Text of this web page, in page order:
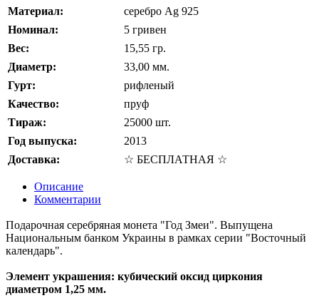
Материал:
серебро Ag 925
Номинал:
5 гривен
Вес:
15,55 гр.
Диаметр:
33,00 мм.
Гурт:
рифленый
Качество:
пруф
Тираж:
25000 шт.
Год выпуска:
2013
Доставка:
☆ БЕСПЛАТНАЯ ☆
Описание
Комментарии
Подарочная серебряная монета "Год Змеи". Выпущена
Национальным банком Украины в рамках серии "Восточный
календарь".
Элемент украшения: кубический оксид циркония
диаметром 1,25 мм.